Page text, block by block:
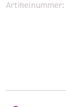
Artikelnummer: